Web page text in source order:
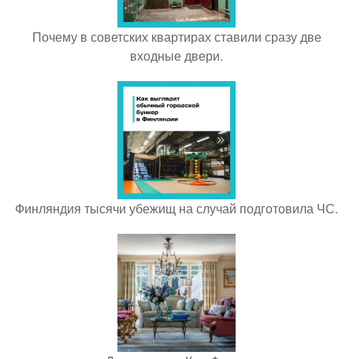
Почему в советских квартирах ставили сразу две
входные двери.
Финляндия тысячи убежищ на случай подготовила ЧС.